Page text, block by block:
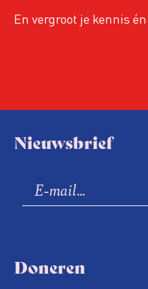
En vergroot je kennis
Nieuwsbrief
Doneren